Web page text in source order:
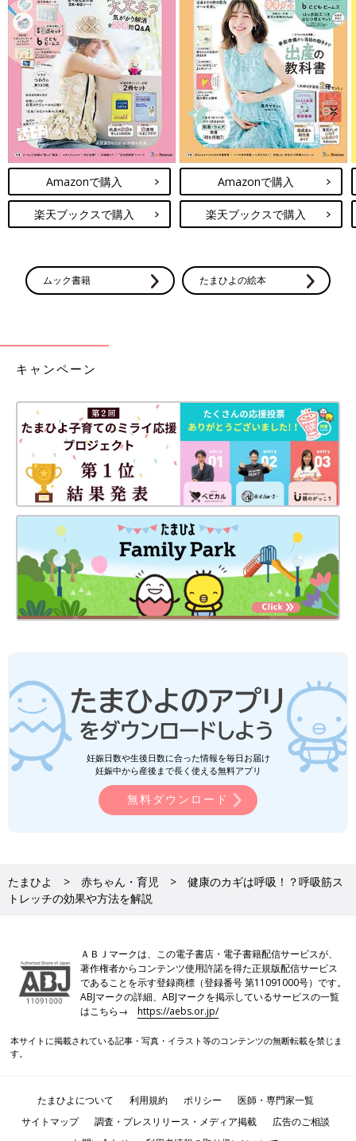
呼吸筋ストレッチを行う際は、ゆっくりと大きな呼吸を心がけま
しょう。ゆっくりとした腹式呼吸を行うことで、副交感神経の働
きが優位になって筋肉の緊張がほぐれ、よりストレッチの効果が
あらわれやすくなります。
また、これはストレッチ全般にいえることですが、1日数分でも
いいので、できるだけ毎日継続して行うようにしましょう。習慣
化することで、より効果を実感しやすくなります。とくに、長時
呼吸筋ストレッチで健康体を手に入れよう
普段はあまり意識しない呼吸筋ですが、実は心身の健康と大きな
関わりがあります。そのため、ぜひ意識して鍛えたい筋肉です。
1日数分でいいので、ストレッチの時間を設けてみてください。
大忙しなママやパパにもおすすめしたい内容です。スキマ時間を
うまく利用して、毎日続けられるように心がけましょう。
＜参考文献＞
※1 日本感性工学会論文誌「若年女性における呼吸エクササイズ
の自律神経活動への影響の分析」
※2 医療法人社団厚済会「【息苦しさ感じませんか？】理学療法
士おすすめ呼吸筋ストレッチ」
Amazonで購入
楽天ブックスで購入
Amazonで購入
楽天ブックスで購入
ムック書籍 たまひよの絵本
キャンペーン
妊娠日数や生後日数に合った情報を毎日お届け
妊娠中から産後まで長く使える無料アプリ
無料ダウンロード
たまひよ 赤ちゃん・育児
健康のカギは呼吸！？呼吸筋ス
トレッチの効果や方法を解説
ＡＢＪマークは、この電子書店・電子書籍配信サービスが、
著作権者からコンテンツ使用許諾を得た正規版配信サービス
であることを示す登録商標（登録番号 第11091000号）です。
ABJマークの詳細、ABJマークを掲示しているサービスの一覧
はこちら→https://aebs.or.jp/
本サイトに掲載されている記事・写真・イラスト等のコンテンツの無断転載を禁じま
す。
たまひよについて 利用規約 ポリシー
医師・専門家一覧
サイトマップ
調査・プレスリリース・メディア掲載
広告のご相談